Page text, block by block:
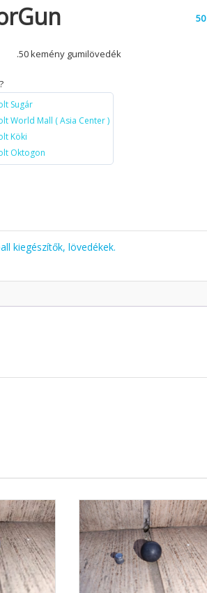
50
.50 kemény gumilövedék
Sugár
World Mall ( Asia Center )
Köki
Oktogon
kiegészítők, lövedékek.